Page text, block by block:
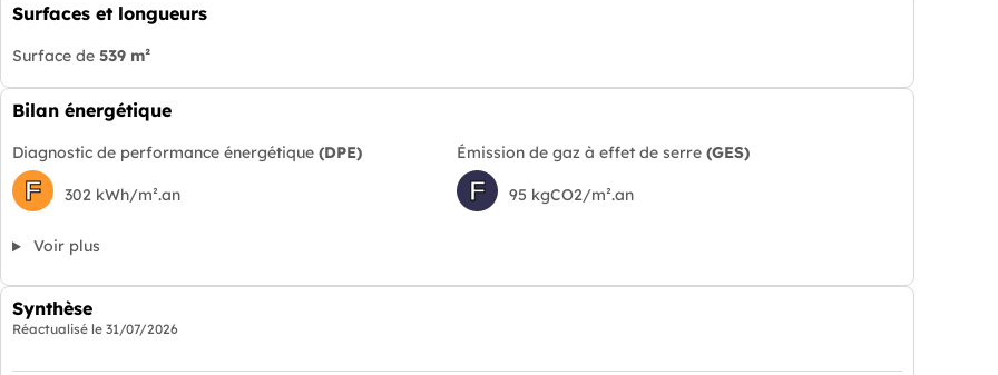
Surfaces et longueurs
Surface de 539 m²
Bilan énergétique
Diagnostic de performance énergétique (DPE)
F 302 kWh/m².an
Émission de gaz à effet de serre(GES)
F 95 kgCO2/m².an
Voir plus
Synthèse
Réactualisé le 31/07/2026